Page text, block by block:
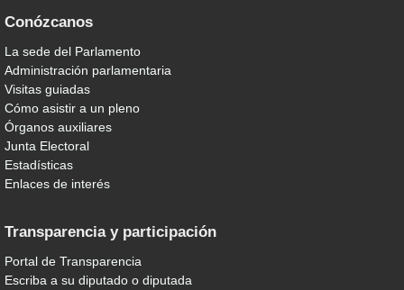
Conózcanos
La sede del Parlamento
Administración parlamentaria
Visitas guiadas
Cómo asistir a un pleno
Órganos auxiliares
Junta Electoral
Estadísticas
Enlaces de interés
Transparencia y participación
Portal de Transparencia
Escriba a su diputado o diputada